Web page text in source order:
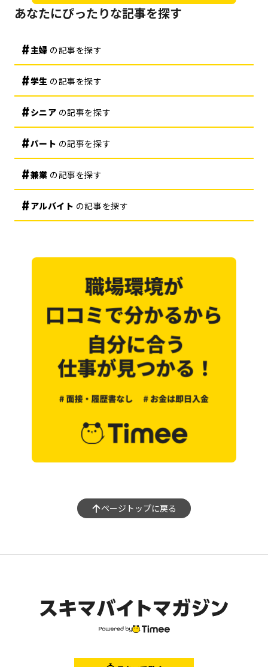
あなたにぴったりな記事を探す
主婦 の記事を探す
学生 の記事を探す
シニア の記事を探す
パート の記事を探す
兼業 の記事を探す
アルバイト の記事を探す
ページトップに戻る